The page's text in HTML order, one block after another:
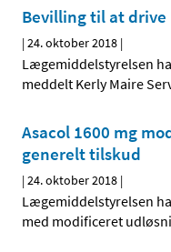
Bevilling til at
|24. oktober 2018 |
Lægemiddelstyrelsen
meddelt Kerly Maire
Asacol 1600 mg
generelt tilskud
|24. oktober 2018 |
Lægemiddelstyrelsen
med modificeret